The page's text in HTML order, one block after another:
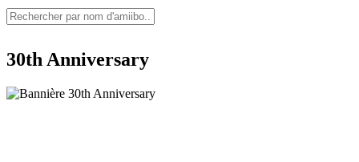
30th Anniversary